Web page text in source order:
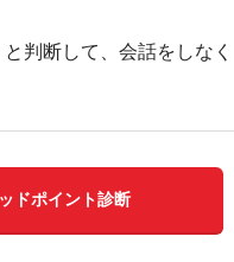
判断して、会話をしなく
ドポイント診断